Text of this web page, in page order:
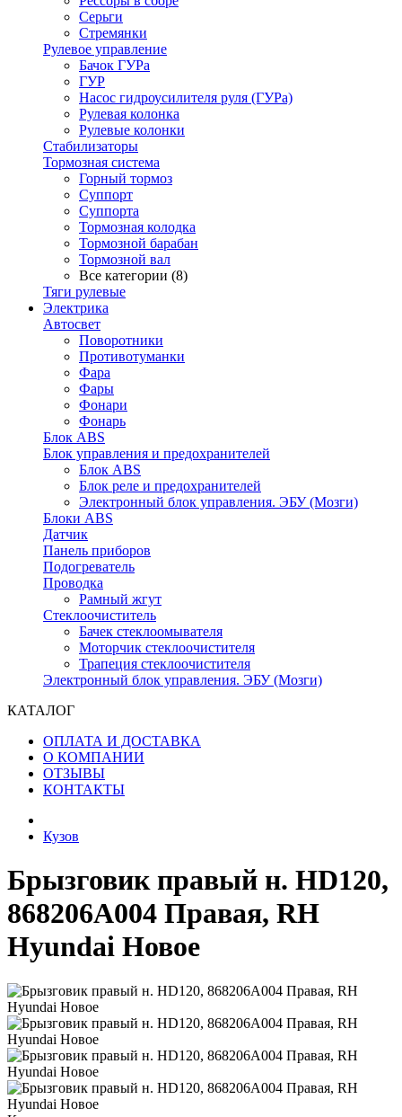
Серьги
Стремянки
Рулевое управление
Бачок ГУРа
ГУР
Насос гидроусилителя руля (ГУРа)
Рулевая колонка
Рулевые колонки
Стабилизаторы
Тормозная система
Горный тормоз
Суппорт
Суппорта
Тормозная колодка
Тормозной барабан
Тормозной вал
Все категории (8)
Тяги рулевые
Электрика
Автосвет
Поворотники
Противотуманки
Фара
Фары
Фонари
Фонарь
Блок ABS
Блок управления и предохранителей
Блок ABS
Блок реле и предохранителей
Электронный блок управления. ЭБУ (Мозги)
Блоки ABS
Датчик
Панель приборов
Подогреватель
Проводка
Рамный жгут
Стеклоочиститель
Бачек стеклоомывателя
Моторчик стеклоочистителя
Трапеция стеклоочистителя
Электронный блок управления. ЭБУ (Мозги)
КАТАЛОГ
ОПЛАТА И ДОСТАВКА
О КОМПАНИИ
ОТЗЫВЫ
КОНТАКТЫ
Кузов
Брызговик правый н. HD120,
868206A004 Правая, RH
Hyundai Новое